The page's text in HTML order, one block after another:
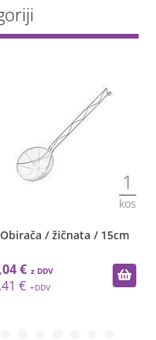
1
kos
Obirača / žičnata / 15cm
€
€